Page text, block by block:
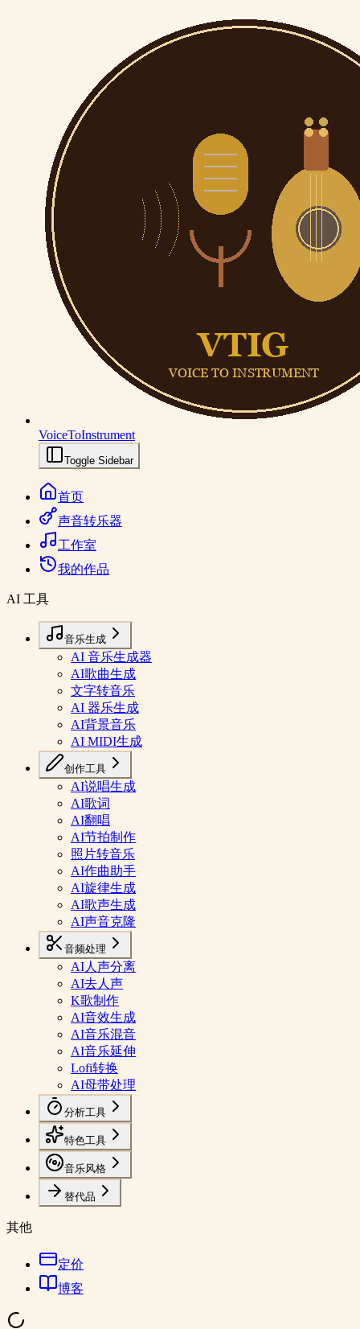
VoiceToInstrument
Toggle Sidebar
首页
声音转乐器
工作室
我的作品
AI 工具
音乐生成
AI 音乐生成器
AI歌曲生成
文字转音乐
AI 器乐生成
AI背景音乐
AI MIDI生成
创作工具
AI说唱生成
AI歌词
AI翻唱
AI节拍制作
照片转音乐
AI作曲助手
AI旋律生成
AI歌声生成
AI声音克隆
音频处理
AI人声分离
AI去人声
K歌制作
AI音效生成
AI音乐混音
AI音乐延伸
Lofi转换
AI母带处理
分析工具
特色工具
音乐风格
替代品
其他
定价
博客